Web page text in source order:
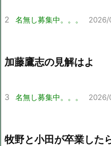
2 名無し募集中。。。 2026/
加藤鷹志の見解はよ
3 名無し募集中。。。 2026/
牧野と小田が卒業した